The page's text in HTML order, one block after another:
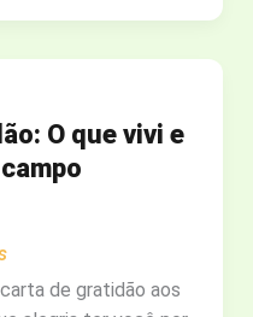
O que vivi e
de gratidão aos